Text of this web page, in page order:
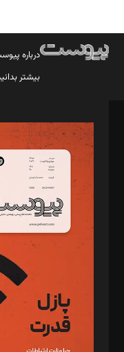
درباره
بیشتر
مدیر مسئول: محمدباقر
سردبیر: مهرک محمودی
دبیر تحریریه: میثم قاسمی
د‌بیر ناداستان: سمانه سمیع
د‌بیر خدمت و تجارت:
د‌بیر حقوق فناوری:
د‌بیر پیوست جهان: مینا پاکدل
د‌بیر تحریریه آنلاین: بابک
تحریریه‌: مجتبی محمود‌ی،
مصطفی مسجدی آرانی،
رستمی،مصطفی باستان
ویرایش: نگار استاد‌‌آقا